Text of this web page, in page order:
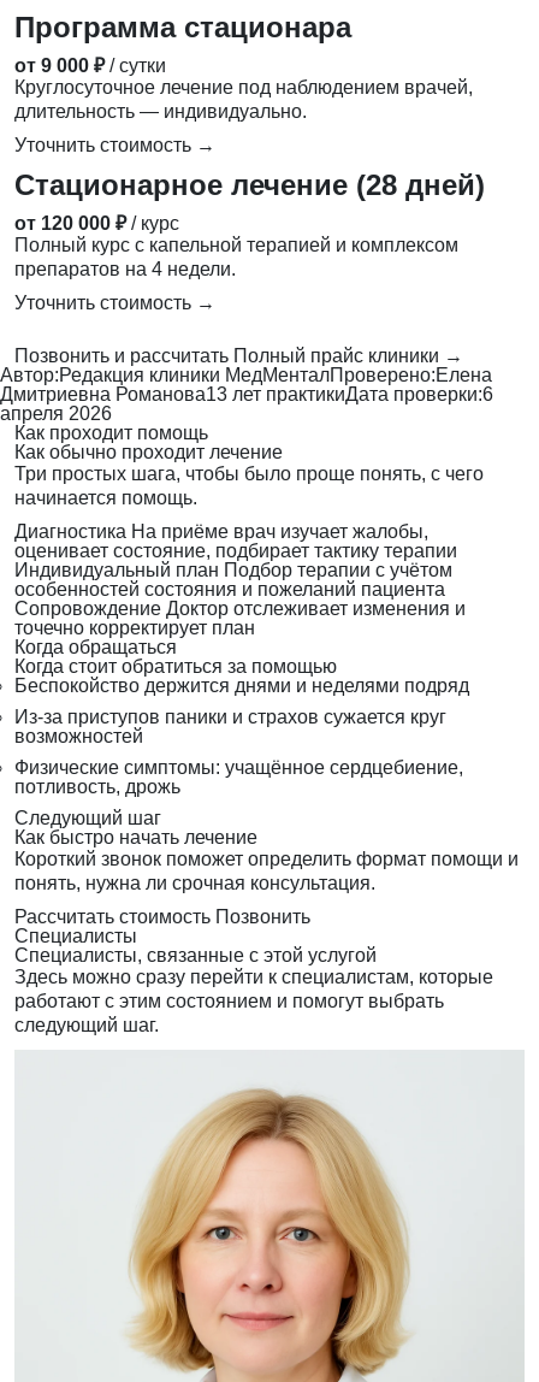
Программа стационара
от 9 000 ₽ / сутки
Круглосуточное лечение под наблюдением врачей,
длительность — индивидуально.
Уточнить стоимость →
Стационарное лечение (28 дней)
от 120 000 ₽ / курс
Полный курс с капельной терапией и комплексом
препаратов на 4 недели.
Уточнить стоимость →
Позвонить и рассчитать Полный прайс клиники →
Автор:Редакция клиники МедМенталПроверено:Елена
Дмитриевна Романова13 лет практикиДата проверки:6
апреля 2026
Как проходит помощь
Как обычно проходит лечение
Три простых шага, чтобы было проще понять, с чего
начинается помощь.
Диагностика На приёме врач изучает жалобы,
оценивает состояние, подбирает тактику терапии
Индивидуальный план Подбор терапии с учётом
особенностей состояния и пожеланий пациента
Сопровождение Доктор отслеживает изменения и
точечно корректирует план
Когда обращаться
Когда стоит обратиться за помощью
Беспокойство держится днями и неделями подряд
Из-за приступов паники и страхов сужается круг
возможностей
Физические симптомы: учащённое сердцебиение,
потливость, дрожь
Следующий шаг
Как быстро начать лечение
Короткий звонок поможет определить формат помощи и
понять, нужна ли срочная консультация.
Рассчитать стоимость Позвонить
Специалисты
Специалисты, связанные с этой услугой
Здесь можно сразу перейти к специалистам, которые
работают с этим состоянием и помогут выбрать
следующий шаг.